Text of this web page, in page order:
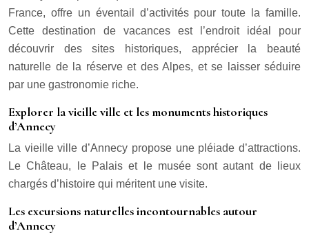
France, offre un éventail d’activités pour toute la famille.
Cette destination de vacances est l’endroit idéal pour
découvrir des sites historiques, apprécier la beauté
naturelle de la réserve et des Alpes, et se laisser séduire
par une gastronomie riche.
Explorer la vieille ville et les monuments historiques
d’Annecy
La vieille ville d’Annecy propose une pléiade d’attractions.
Le Château, le Palais et le musée sont autant de lieux
chargés d’histoire qui méritent une visite.
Les excursions naturelles incontournables autour
d’Annecy